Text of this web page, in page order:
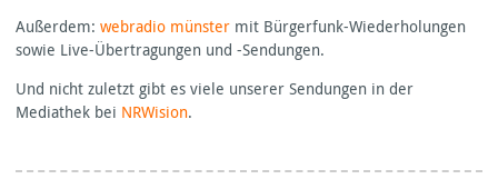
Außerdem: webradio münster mit Bürgerfunk-Wiederholungen
sowie Live-Übertragungen und -Sendungen.
Und nicht zuletzt gibt es viele unserer Sendungen in der
Mediathek bei NRWision.